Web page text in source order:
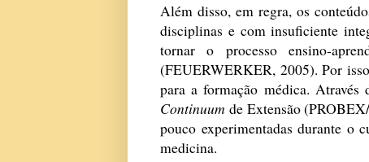
Além disso, em regra, os
disciplinas e com insuficiente
tornar o processo ensino-
(FEUERWERKER, 2005). Por
para a formação médica.
Continuum de Extensão
pouco experimentadas durante o
medicina.